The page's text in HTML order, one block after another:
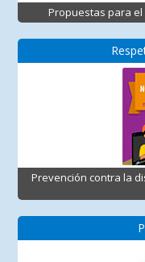
Propuestas para
Prevención contra la